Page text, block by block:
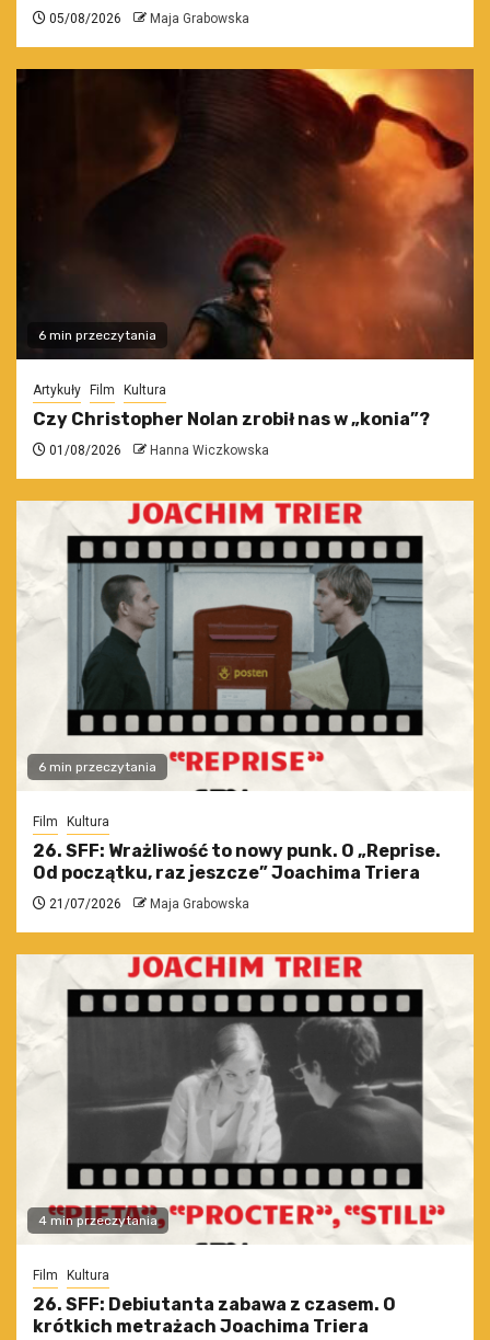
05/08/2026 Maja Grabowska
6 min przeczytania
Artykuły Film Kultura
Czy Christopher Nolan zrobił nas w „konia”?
01/08/2026 Hanna Wiczkowska
6 min przeczytania
Film Kultura
26. SFF: Wrażliwość to nowy punk. O „Reprise.
Od początku, raz jeszcze” Joachima Triera
21/07/2026 Maja Grabowska
4 min przeczytania
Film Kultura
26. SFF: Debiutanta zabawa z czasem. O
krótkich metrażach Joachima Triera